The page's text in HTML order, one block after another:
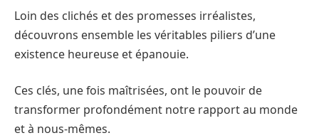
Loin des clichés et des promesses irréalistes,
découvrons ensemble les véritables piliers d’une
existence heureuse et épanouie.
Ces clés, une fois maîtrisées, ont le pouvoir de
transformer profondément notre rapport au monde
et à nous-mêmes.